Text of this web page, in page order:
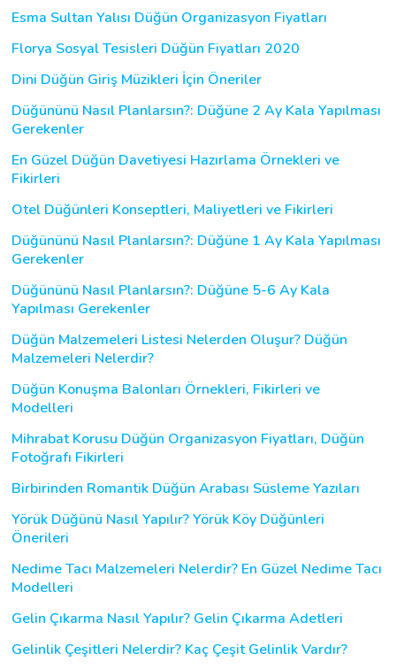
Esma Sultan Yalısı Düğün Organizasyon Fiyatları
Florya Sosyal Tesisleri Düğün Fiyatları 2020
Dini Düğün Giriş Müzikleri İçin Öneriler
Düğününü Nasıl Planlarsın?: Düğüne 2 Ay Kala Yapılması
Gerekenler
En Güzel Düğün Davetiyesi Hazırlama Örnekleri ve
Fikirleri
Otel Düğünleri Konseptleri, Maliyetleri ve Fikirleri
Düğününü Nasıl Planlarsın?: Düğüne 1 Ay Kala Yapılması
Gerekenler
Düğününü Nasıl Planlarsın?: Düğüne 5-6 Ay Kala
Yapılması Gerekenler
Düğün Malzemeleri Listesi Nelerden Oluşur? Düğün
Malzemeleri Nelerdir?
Düğün Konuşma Balonları Örnekleri, Fikirleri ve
Modelleri
Mihrabat Korusu Düğün Organizasyon Fiyatları, Düğün
Fotoğrafı Fikirleri
Birbirinden Romantik Düğün Arabası Süsleme Yazıları
Yörük Düğünü Nasıl Yapılır? Yörük Köy Düğünleri
Önerileri
Nedime Tacı Malzemeleri Nelerdir? En Güzel Nedime Tacı
Modelleri
Gelin Çıkarma Nasıl Yapılır? Gelin Çıkarma Adetleri
Gelinlik Çeşitleri Nelerdir? Kaç Çeşit Gelinlik Vardır?